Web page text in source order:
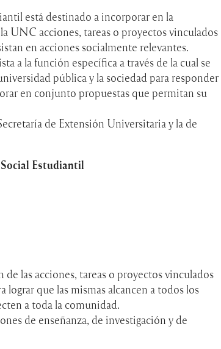
está destinado a incorporar en la
UNC acciones, tareas o proyectos vinculados
en acciones socialmente relevantes.
a la función específica a través de la cual se
pública y la sociedad para responder
en conjunto propuestas que permitan su
de Extensión Universitaria y la de
Estudiantil
las acciones, tareas o proyectos vinculados
lograr que las mismas alcancen a todos los
a toda la comunidad.
de enseñanza, de investigación y de